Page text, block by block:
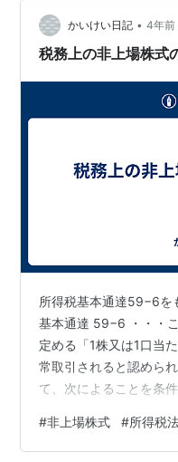
る数字のうち、該当す
資産価額方式 ・次の算
種比準価額*１×0.5＋1
かいけい日記 • 4年前
税務上の非上場株
所得税基本通達59−6を
基本通達 59−6 ・・・
定める「1株又は1口当
常取引されると認めら
て、次によることを条
額とする。 所得税基本
「1株又は1口当たりの
#非上場株式 #所得税